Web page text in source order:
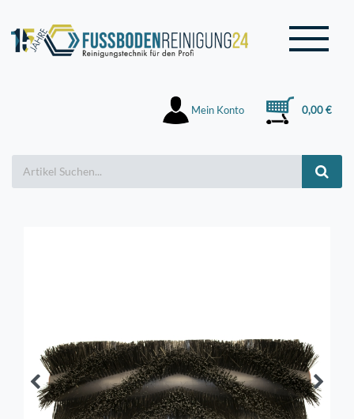
Mein Konto 0,00 €